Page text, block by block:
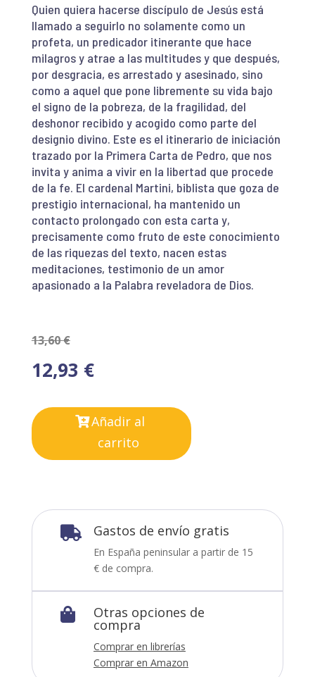
Quien quiera hacerse discípulo de Jesús está
llamado a seguirlo no solamente como un
profeta, un predicador itinerante que hace
milagros y atrae a las multitudes y que después,
por desgracia, es arrestado y asesinado, sino
como a aquel que pone libremente su vida bajo
el signo de la pobreza, de la fragilidad, del
deshonor recibido y acogido como parte del
designio divino. Este es el itinerario de iniciación
trazado por la Primera Carta de Pedro, que nos
invita y anima a vivir en la libertad que procede
de la fe. El cardenal Martini, biblista que goza de
prestigio internacional, ha mantenido un
contacto prolongado con esta carta y,
precisamente como fruto de este conocimiento
de las riquezas del texto, nacen estas
meditaciones, testimonio de un amor
apasionado a la Palabra reveladora de Dios.
13,60€
12,93 €
Añadir al
carrito
 Gastos de envío gratis
En España peninsular a partir de 15
€ de compra.
 Otras opciones de
compra
Comprar en librerías
Comprar en Amazon